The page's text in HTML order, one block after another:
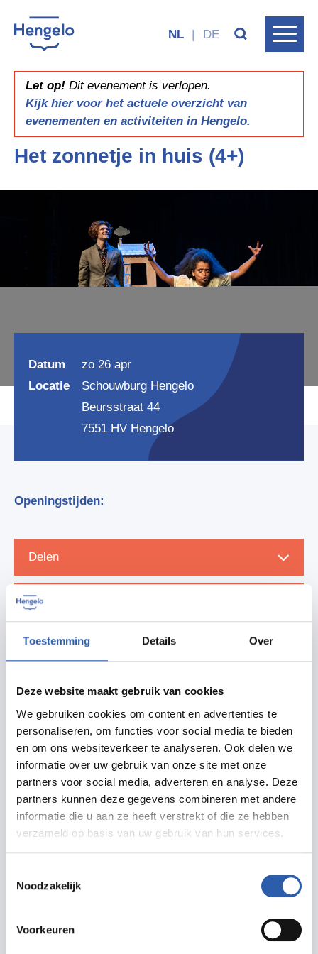
Toestemming Details Over
Deze website maakt gebruik van cookies
We gebruiken cookies om content en advertenties te
personaliseren, om functies voor social media te bieden
en om ons websiteverkeer te analyseren. Ook delen we
informatie over uw gebruik van onze site met onze
partners voor social media, adverteren en analyse. Deze
partners kunnen deze gegevens combineren met andere
informatie die u aan ze heeft verstrekt of die ze hebben
verzameld op basis van uw gebruik van hun services.
Noodzakelijk
Voorkeuren
NL | DE
Let op! Dit evenement is verlopen.
Kijk hier voor het actuele overzicht van
evenementen en activiteiten in Hengelo.
Het zonnetje in huis (4+)
Datum
zo 26 apr
Locatie
Schouwburg Hengelo
Beursstraat 44
7551 HV Hengelo
Openingstijden:
Delen
Zet in agenda
Routebeschrijving
Meer informatie
schouwburghengelo.nl
info@schouwburghengelo.nl
074 255 6789